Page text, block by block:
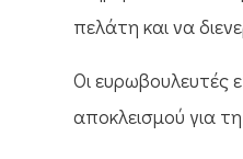
πελάτη και να
Οι ευρωβουλευτές
αποκλεισμού για